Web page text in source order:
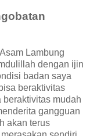
Lambung
dengan ijin
badan saya
beraktivitas
mudah
gangguan
akan terus